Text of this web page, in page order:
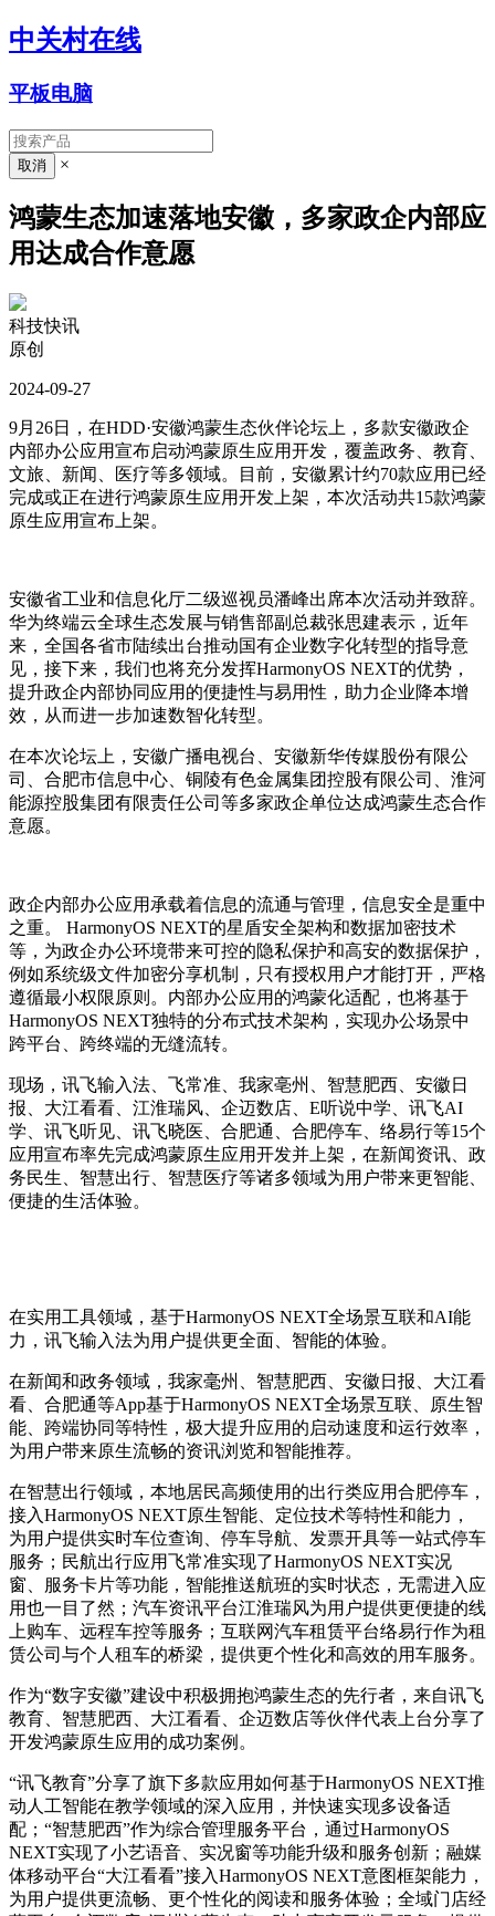
中关村在线
平板电脑
×
鸿蒙生态加速落地安徽，多家政企内部应
用达成合作意愿
科技快讯
原创
2024-09-27
9月26日，在HDD·安徽鸿蒙生态伙伴论坛上，多款安徽政企
内部办公应用宣布启动鸿蒙原生应用开发，覆盖政务、教育、
文旅、新闻、医疗等多领域。目前，安徽累计约70款应用已经
完成或正在进行鸿蒙原生应用开发上架，本次活动共15款鸿蒙
原生应用宣布上架。
安徽省工业和信息化厅二级巡视员潘峰出席本次活动并致辞。
华为终端云全球生态发展与销售部副总裁张思建表示，近年
来，全国各省市陆续出台推动国有企业数字化转型的指导意
见，接下来，我们也将充分发挥HarmonyOS NEXT的优势，
提升政企内部协同应用的便捷性与易用性，助力企业降本增
效，从而进一步加速数智化转型。
在本次论坛上，安徽广播电视台、安徽新华传媒股份有限公
司、合肥市信息中心、铜陵有色金属集团控股有限公司、淮河
能源控股集团有限责任公司等多家政企单位达成鸿蒙生态合作
意愿。
政企内部办公应用承载着信息的流通与管理，信息安全是重中
之重。 HarmonyOS NEXT的星盾安全架构和数据加密技术
等，为政企办公环境带来可控的隐私保护和高安的数据保护，
例如系统级文件加密分享机制，只有授权用户才能打开，严格
遵循最小权限原则。内部办公应用的鸿蒙化适配，也将基于
HarmonyOS NEXT独特的分布式技术架构，实现办公场景中
跨平台、跨终端的无缝流转。
现场，讯飞输入法、飞常准、我家亳州、智慧肥西、安徽日
报、大江看看、江淮瑞风、企迈数店、E听说中学、讯飞AI
学、讯飞听见、讯飞晓医、合肥通、合肥停车、络易行等15个
应用宣布率先完成鸿蒙原生应用开发并上架，在新闻资讯、政
务民生、智慧出行、智慧医疗等诸多领域为用户带来更智能、
便捷的生活体验。
在实用工具领域，基于HarmonyOS NEXT全场景互联和AI能
力，讯飞输入法为用户提供更全面、智能的体验。
在新闻和政务领域，我家毫州、智慧肥西、安徽日报、大江看
看、合肥通等App基于HarmonyOS NEXT全场景互联、原生智
能、跨端协同等特性，极大提升应用的启动速度和运行效率，
为用户带来原生流畅的资讯浏览和智能推荐。
在智慧出行领域，本地居民高频使用的出行类应用合肥停车，
接入HarmonyOS NEXT原生智能、定位技术等特性和能力，
为用户提供实时车位查询、停车导航、发票开具等一站式停车
服务；民航出行应用飞常准实现了HarmonyOS NEXT实况
窗、服务卡片等功能，智能推送航班的实时状态，无需进入应
用也一目了然；汽车资讯平台江淮瑞风为用户提供更便捷的线
上购车、远程车控等服务；互联网汽车租赁平台络易行作为租
赁公司与个人租车的桥梁，提供更个性化和高效的用车服务。
作为“数字安徽”建设中积极拥抱鸿蒙生态的先行者，来自讯飞
教育、智慧肥西、大江看看、企迈数店等伙伴代表上台分享了
开发鸿蒙原生应用的成功案例。
“讯飞教育”分享了旗下多款应用如何基于HarmonyOS NEXT推
动人工智能在教学领域的深入应用，并快速实现多设备适
配；“智慧肥西”作为综合管理服务平台，通过HarmonyOS
NEXT实现了小艺语音、实况窗等功能升级和服务创新；融媒
体移动平台“大江看看”接入HarmonyOS NEXT意图框架能力，
为用户提供更流畅、更个性化的阅读和服务体验；全域门店经